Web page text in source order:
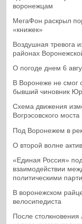
воронежцам
МегаФон раскрыл
«книжек»
Воздушная тревога
районах
О погоде днем 6
В Воронеже не смог
бывший чиновник
Схема движения
Вогрэсовского моста
Под Воронежем в
О второй волне
«Единая Россия»
взаимодействии
политическими
В воронежском
велосипедиста
После